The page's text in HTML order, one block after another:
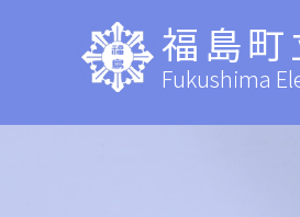
福島
Fukushima